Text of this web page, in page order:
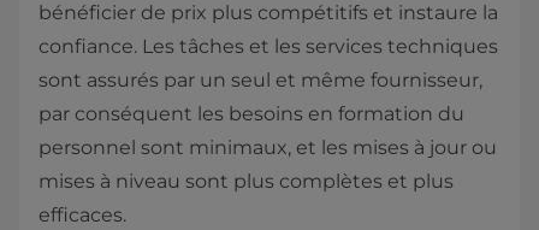
bénéficier de prix plus compétitifs et instaure la
confiance. Les tâches et les services techniques
sont assurés par un seul et même fournisseur,
par conséquent les besoins en formation du
personnel sont minimaux, et les mises à jour ou
mises à niveau sont plus complètes et plus
efficaces.